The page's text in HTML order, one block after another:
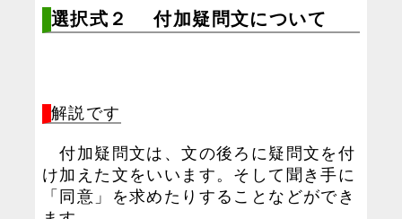
選択式２ 付加疑問文について
解説です
付加疑問文は、文の後ろに疑問文を付
け加えた文をいいます。そして聞き手に
「同意」を求めたりすることなどができ